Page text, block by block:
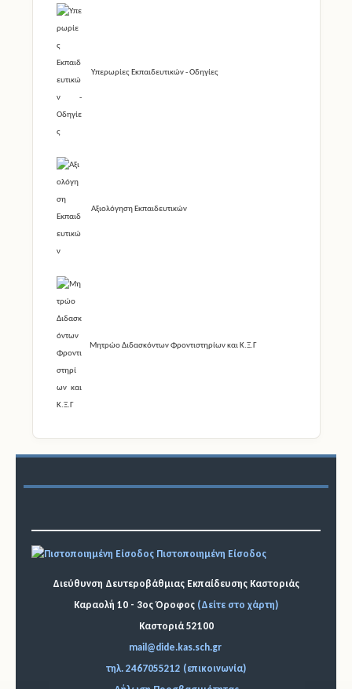
Υπερωρίες Εκπαιδευτικών - Οδηγίες
Αξιολόγηση Εκπαιδευτικών
Μητρώο Διδασκόντων Φροντιστηρίων και Κ.Ξ.Γ
Πιστοποιημένη Είσοδος
Διεύθυνση Δευτεροβάθμιας Εκπαίδευσης Καστοριάς
Καραολή 10 - 3ος Όροφος (Δείτε στο χάρτη)
Καστοριά 52100
mail@dide.kas.sch.gr
τηλ. 2467055212 (επικοινωνία)